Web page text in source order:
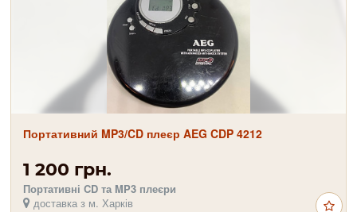
Портативний MP3/CD плеєр AEG CDP 4212
1 200 грн.
Портативні CD та MP3 плеєри
доставка з м. Харків